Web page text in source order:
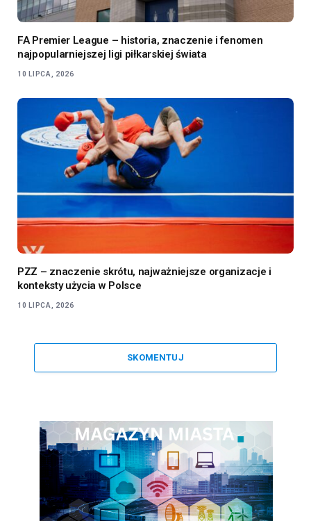
FA Premier League – historia, znaczenie i fenomen
najpopularniejszej ligi piłkarskiej świata
10 LIPCA, 2026
PZZ – znaczenie skrótu, najważniejsze organizacje i
konteksty użycia w Polsce
10 LIPCA, 2026
SKOMENTUJ